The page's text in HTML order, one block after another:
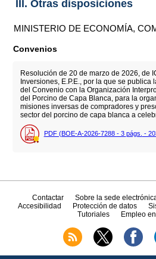
III. Otras disposiciones
MINISTERIO DE ECONOMÍA,
Convenios
Resolución de 20 de marzo de 2026, de
Inversiones, E.P.E., por la que se publica
del Convenio con la Organización
del Porcino de Capa Blanca, para la
misiones inversas de compradores y
sector del porcino de capa blanca a
PDF (BOE-A-2026-7288 - 3 págs. -
Contactar Sobre la sede
Accesibilidad
Protección de datos
Tutoriales
Empleo